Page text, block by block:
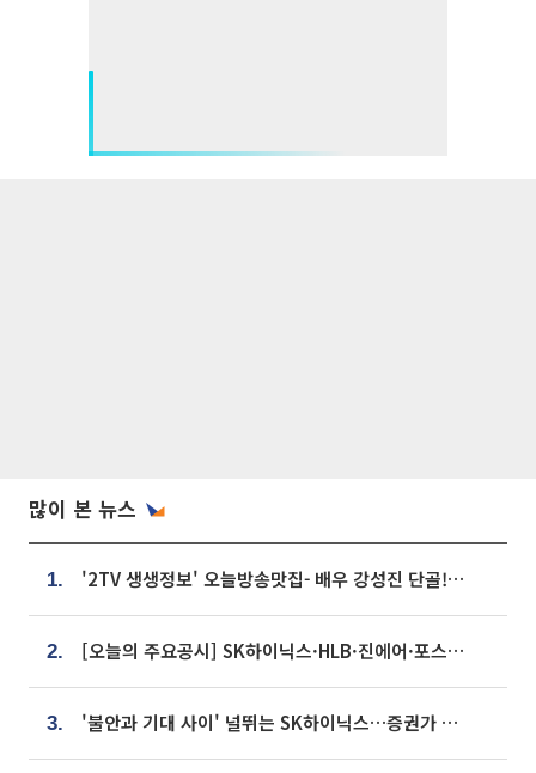
많이 본 뉴스
1. '2TV 생생정보' 오늘방송맛집- 배우 강성진 단골! 쌀국수ㆍ푸팟퐁 커리 맛집 '블○○○'
2. [오늘의 주요공시] SK하이닉스·HLB·진에어·포스코홀딩스·네이버·대우건설 등
3. '불안과 기대 사이' 널뛰는 SK하이닉스…증권가 "HBM4·LTA 기반 펀터멘털 견고"